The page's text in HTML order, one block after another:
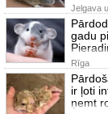
Jelgava
gadu
Rīga
ir ļoti
ņemt